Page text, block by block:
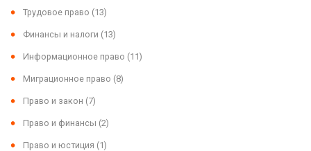
Трудовое право (13)
Финансы и налоги (13)
Информационное право (11)
Миграционное право (8)
Право и закон (7)
Право и финансы (2)
Право и юстиция (1)